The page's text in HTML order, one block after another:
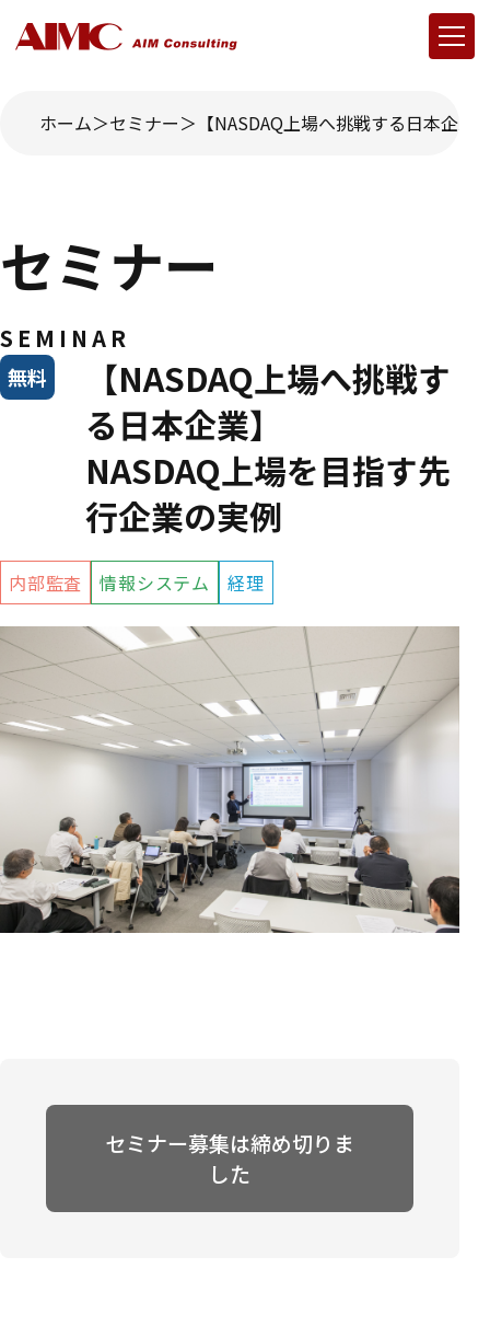
ホーム セミナー 【NASDAQ上場へ挑戦する日本企
セミナー
SEMINAR
【NASDAQ上場へ挑戦す
る日本企業】
NASDAQ上場を目指す先
行企業の実例
無料
内部監査 情報システム 経理
セミナー募集は締め切りま
した